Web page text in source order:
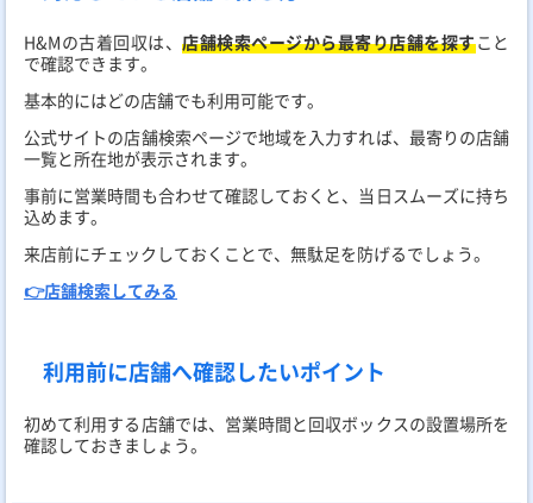
H&Mの古着回収は、 店舗検索ページから最寄り店舗を探すこと
で確認できます。
基本的にはどの店舗でも利用可能です。
公式サイトの店舗検索ページで地域を入力すれば、最寄りの店舗
一覧と所在地が表示されます。
事前に営業時間も合わせて確認しておくと、当日スムーズに持ち
込めます。
来店前にチェックしておくことで、無駄足を防げるでしょう。
👉店舗検索してみる
利用前に店舗へ確認したいポイント
初めて利用する店舗では、営業時間と回収ボックスの設置場所を
確認しておきましょう。